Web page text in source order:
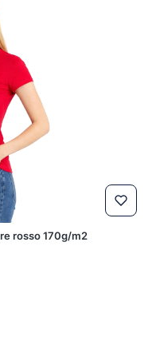
rosso 170g/m2